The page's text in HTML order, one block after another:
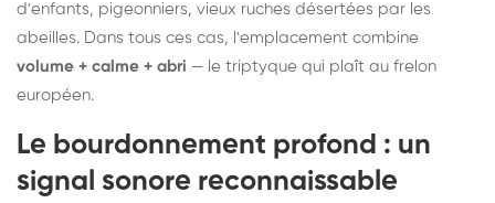
d'enfants, pigeonniers, vieux ruches désertées par les
abeilles. Dans tous ces cas, l'emplacement combine
volume + calme + abri — le triptyque qui plaît au frelon
européen.
Le bourdonnement profond : un
signal sonore reconnaissable